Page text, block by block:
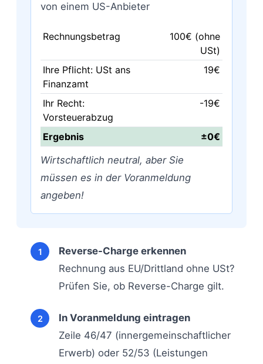
von einem US-Anbieter
Rechnungsbetrag
100€ (ohne
USt)
Ihre Pflicht: USt ans
Finanzamt
19€
Ihr Recht:
Vorsteuerabzug
-19€
Ergebnis
±0€
Wirtschaftlich neutral, aber Sie
müssen es in der Voranmeldung
angeben!
Reverse-Charge erkennen
Rechnung aus EU/Drittland ohne USt?
Prüfen Sie, ob Reverse-Charge gilt.
In Voranmeldung eintragen
Zeile 46/47 (innergemeinschaftlicher
Erwerb) oder 52/53 (Leistungen